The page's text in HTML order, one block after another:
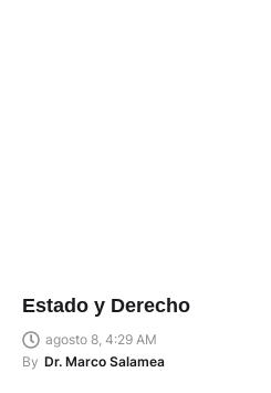
Estado y Derecho
agosto 8, 4:29 AM
By Dr. Marco Salamea